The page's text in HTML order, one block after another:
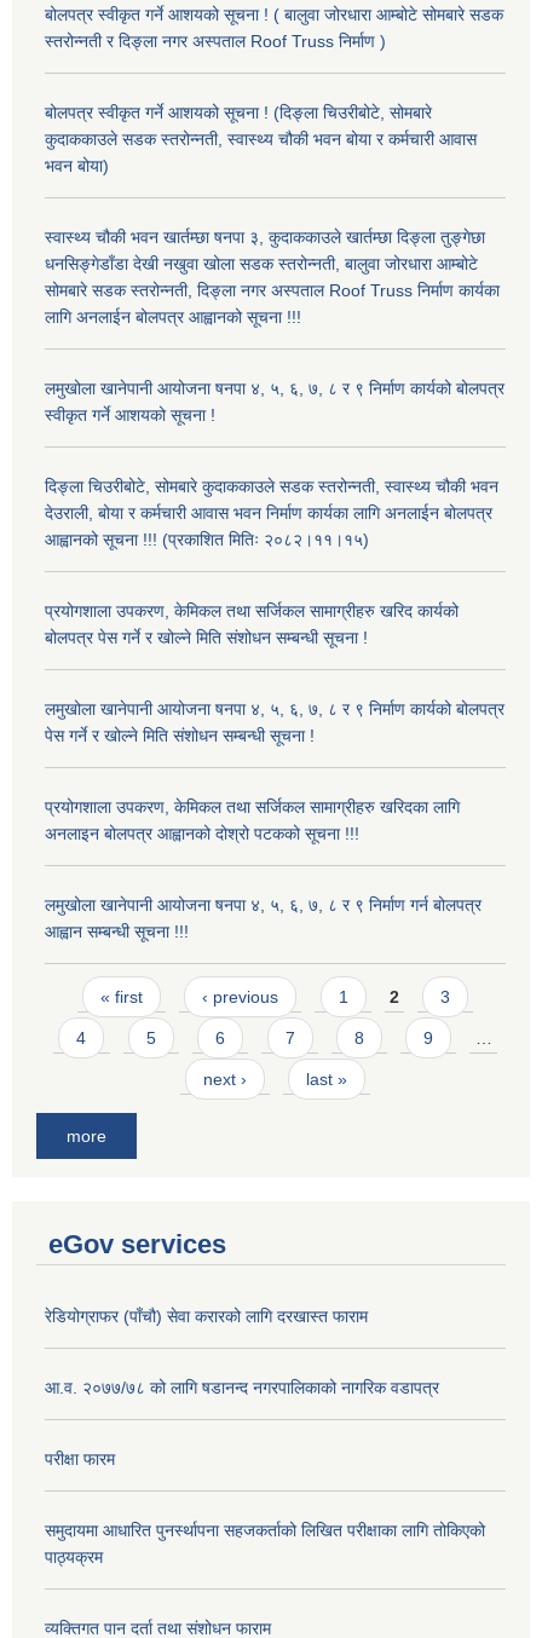
बोलपत्र स्वीकृत गर्ने आशयको सूचना ! ( बालुवा जोरधारा आम्बोटे सोमबारे सडक
स्तरोन्नती र दिङ्ला नगर अस्पताल Roof Truss निर्माण )
बोलपत्र स्वीकृत गर्ने आशयको सूचना ! (दिङ्ला चिउरीबोटे, सोमबारे
कुदाककाउले सडक स्तरोन्नती, स्वास्थ्य चौकी भवन बोया र कर्मचारी आवास
भवन बोया)
स्वास्थ्य चौकी भवन खार्तम्छा षनपा ३, कुदाककाउले खार्तम्छा दिङ्ला तुङ्गेछा
धनसिङ्गेडाँडा देखी नखुवा खोला सडक स्तरोन्नती, बालुवा जोरधारा आम्बोटे
सोमबारे सडक स्तरोन्नती, दिङ्ला नगर अस्पताल Roof Truss निर्माण कार्यका
लागि अनलाईन बोलपत्र आह्वानको सूचना !!!
लमुखोला खानेपानी आयोजना षनपा ४, ५, ६, ७, ८ र ९ निर्माण कार्यको बोलपत्र
स्वीकृत गर्ने आशयको सूचना !
दिङ्ला चिउरीबोटे, सोमबारे कुदाककाउले सडक स्तरोन्नती, स्वास्थ्य चौकी भवन
देउराली, बोया र कर्मचारी आवास भवन निर्माण कार्यका लागि अनलाईन बोलपत्र
आह्वानको सूचना !!! (प्रकाशित मितिः २०८२।११।१५)
प्रयोगशाला उपकरण, केमिकल तथा सर्जिकल सामाग्रीहरु खरिद कार्यको
बोलपत्र पेस गर्ने र खोल्ने मिति संशोधन सम्बन्धी सूचना !
लमुखोला खानेपानी आयोजना षनपा ४, ५, ६, ७, ८ र ९ निर्माण कार्यको बोलपत्र
पेस गर्ने र खोल्ने मिति संशोधन सम्बन्धी सूचना !
प्रयोगशाला उपकरण, केमिकल तथा सर्जिकल सामाग्रीहरु खरिदका लागि
अनलाइन बोलपत्र आह्वानको दोश्रो पटकको सूचना !!!
लमुखोला खानेपानी आयोजना षनपा ४, ५, ६, ७, ८ र ९ निर्माण गर्न बोलपत्र
आह्वान सम्बन्धी सूचना !!!
Pages
« first ‹ previous 1 2 3
4 5 6 7 8 9 …
next › last »
more
eGov services
रेडियोग्राफर (पाँचौ) सेवा करारको लागि दरखास्त फाराम
आ.व. २०७७/७८ को लागि षडानन्द नगरपालिकाको नागरिक वडापत्र
परीक्षा फारम
समुदायमा आधारित पुनर्स्थापना सहजकर्ताको लिखित परीक्षाका लागि तोकिएको
पाठ्यक्रम
व्यक्तिगत पान दर्ता तथा संशोधन फाराम